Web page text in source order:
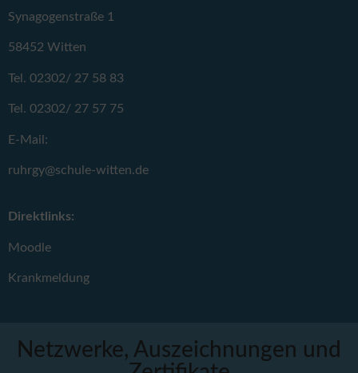
Synagogenstraße 1
58452 Witten
Tel. 02302/ 27 58 83
Tel. 02302/ 27 57 75
E-Mail:
ruhrgy@schule-witten.de
Direktlinks:
Moodle
Krankmeldung
Netzwerke, Auszeichnungen und